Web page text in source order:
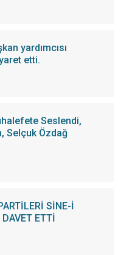
yardımcısı
etti.
Seslendi,
Selçuk Özdağ
SİNE-İ
ETTİ